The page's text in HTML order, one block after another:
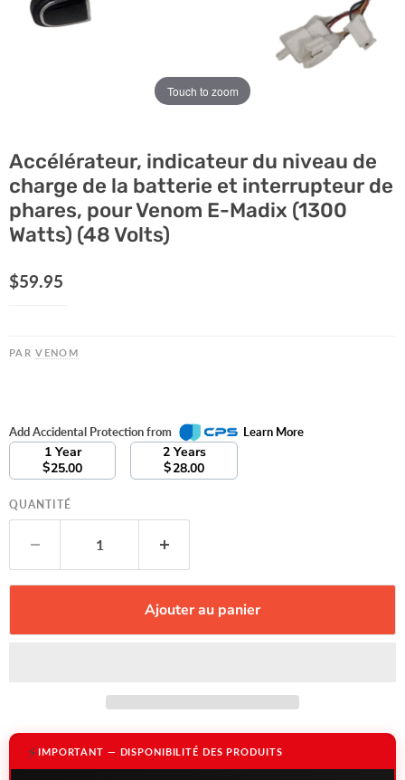
Touch to zoom
Accélérateur, indicateur du niveau de
charge de la batterie et interrupteur de
phares, pour Venom E-Madix (1300
Watts) (48 Volts)
PARVENOM
Prix actuel
$59.95
Add Accidental Protection from Learn More
1 Year
$25.00
2 Years
$28.00
QUANTITÉ
Ajouter au panier
⚡IMPORTANT — DISPONIBILITÉ DES PRODUITS